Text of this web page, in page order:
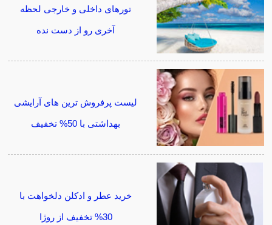
تورهای داخلی و خارجی لحظه
آخری رو از دست نده
لیست پرفروش ترین های آرایشی
بهداشتی با 50% تخفیف
خرید عطر و ادکلن دلخواهت با
30% تخفیف از روژا